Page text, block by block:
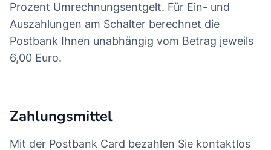
Prozent Umrechnungsentgelt. Für Ein- und
Auszahlungen am Schalter berechnet die
Postbank Ihnen unabhängig vom Betrag jeweils
6,00 Euro.
Zahlungsmittel
Mit der Postbank Card bezahlen Sie kontaktlos